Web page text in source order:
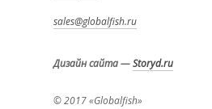
sales@globalfish.ru
Дизайн сайта—Storyd.ru
© 2017 «Globalfish»